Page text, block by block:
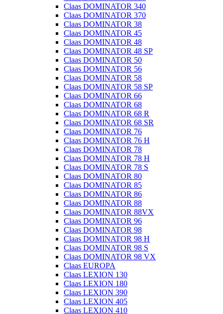
Claas DOMINATOR 340
Claas DOMINATOR 370
Claas DOMINATOR 38
Claas DOMINATOR 45
Claas DOMINATOR 48
Claas DOMINATOR 48 SP
Claas DOMINATOR 50
Claas DOMINATOR 56
Claas DOMINATOR 58
Claas DOMINATOR 58 SP
Claas DOMINATOR 66
Claas DOMINATOR 68
Claas DOMINATOR 68 R
Claas DOMINATOR 68 SR
Claas DOMINATOR 76
Claas DOMINATOR 76 H
Claas DOMINATOR 78
Claas DOMINATOR 78 H
Claas DOMINATOR 78 S
Claas DOMINATOR 80
Claas DOMINATOR 85
Claas DOMINATOR 86
Claas DOMINATOR 88
Claas DOMINATOR 88VX
Claas DOMINATOR 96
Claas DOMINATOR 98
Claas DOMINATOR 98 H
Claas DOMINATOR 98 S
Claas DOMINATOR 98 VX
Claas EUROPA
Claas LEXION 130
Claas LEXION 180
Claas LEXION 390
Claas LEXION 405
Claas LEXION 410